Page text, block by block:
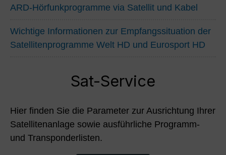
ARD-Hörfunkprogramme via Satellit und Kabel
Wichtige Informationen zur Empfangssituation der
Satellitenprogramme Welt HD und Eurosport HD
Sat-Service
Hier finden Sie die Parameter zur Ausrichtung Ihrer
Satellitenanlage sowie ausführliche Programm-
und Transponderlisten.